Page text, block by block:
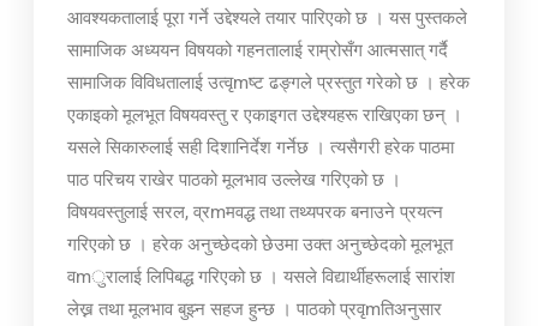
आवश्यकतालाई पूरा गर्ने उद्देश्यले तयार पारिएको छ । यस पुस्तकले
सामाजिक अध्ययन विषयको गहनतालाई राम्रोसँग आत्मसात् गर्दै
सामाजिक विविधतालाई उत्वृmष्ट ढङ्गले प्रस्तुत गरेको छ । हरेक
एकाइको मूलभूत विषयवस्तु र एकाइगत उद्देश्यहरू राखिएका छन् ।
यसले सिकारुलाई सही दिशानिर्देश गर्नेछ । त्यसैगरी हरेक पाठमा
पाठ परिचय राखेर पाठको मूलभाव उल्लेख गरिएको छ ।
विषयवस्तुलाई सरल, व्रmमवद्ध तथा तथ्यपरक बनाउने प्रयत्न
गरिएको छ । हरेक अनुच्छेदको छेउमा उक्त अनुच्छेदको मूलभूत
वmुरालाई लिपिबद्ध गरिएको छ । यसले विद्यार्थीहरूलाई सारांश
लेख्न तथा मूलभाव बुझ्न सहज हुन्छ । पाठको प्रवृmतिअनुसार